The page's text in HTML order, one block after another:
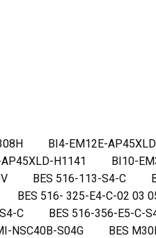
BI4-EM12E-
H1141 BI10-
BES 516-113-S4-C
516- 325-E4-C-02
S4-C BES 516-356-E5-
NSC40B-S04G BES